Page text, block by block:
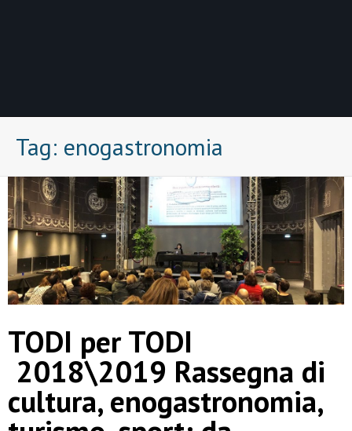
Tag: enogastronomia
TODI per TODI
2018\2019 Rassegna di
cultura, enogastronomia,